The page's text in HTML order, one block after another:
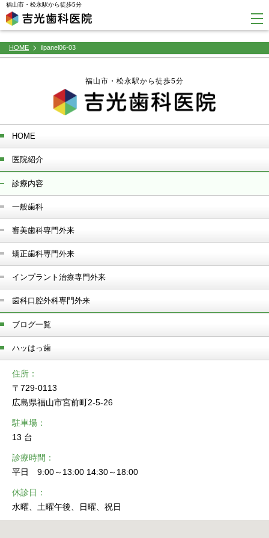
window.dataLayer = window.dataLayer || []; function gtag(){dataLayer.push(arguments);} gtag('js',
new Date()); gtag('config', 'G-45YFH4F4F2');
福山市・松永駅から徒歩5分
HOME ilpanel06-03
福山市・松永駅から徒歩5分
HOME
医院紹介
診療内容
一般歯科
審美歯科専門外来
矯正歯科専門外来
インプラント治療専門外来
歯科口腔外科専門外来
ブログ一覧
ハッはっ歯
住所
〒729-0113
広島県福山市宮前町2-5-26
駐車場
13 台
診療時間
平日 9:00～13:00 14:30～18:00
休診日
水曜、土曜午後、日曜、祝日